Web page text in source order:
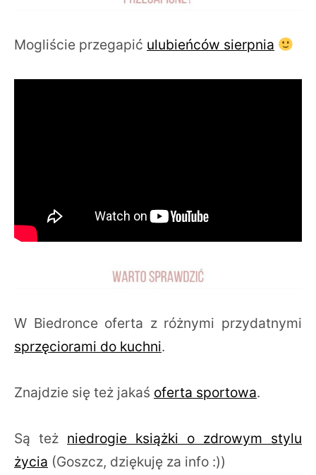
Mogliście przegapić ulubieńców sierpnia
W Biedronce oferta z różnymi przydatnymi
sprzęciorami do kuchni.
Znajdzie się też jakaś oferta sportowa.
Są też niedrogie książki o zdrowym stylu
życia (Goszcz, dziękuję za info :))